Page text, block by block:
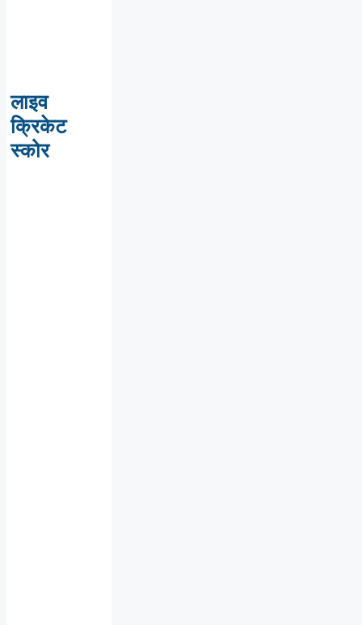
लाइव
क्रिकेट
स्कोर